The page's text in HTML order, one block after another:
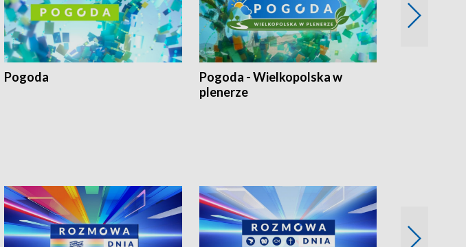
Pogoda
Pogoda - Wielkopolska w
plenerze